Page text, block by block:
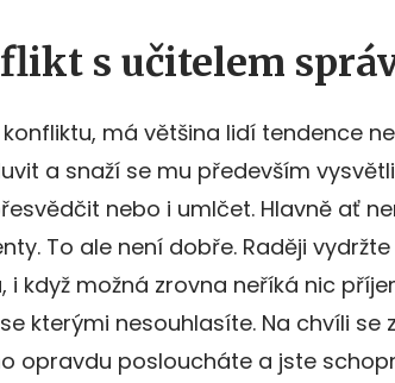
s učitelem
má většina lidí tendence
a snaží se mu především
nebo i umlčet. Hlavně ať
To ale není dobře. Raději
když možná zrovna neříká nic
kterými nesouhlasíte. Na chvíli se
opravdu posloucháte a jste